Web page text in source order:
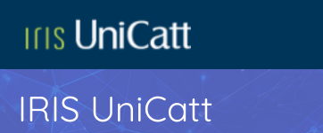
IRIS UniCatt